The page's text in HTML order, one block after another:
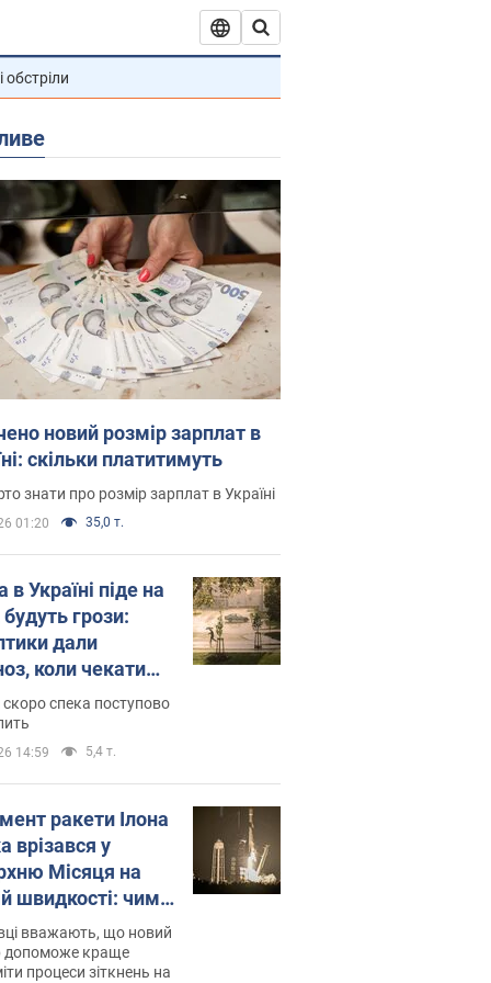
обстріли
новий розмір зарплат в
скільки платитимуть
знати про розмір зарплат в Україні
01:20 35,0 т.
в Україні піде на
грози:
дали
коли чекати
погоди
скоро спека поступово
14:59 5,4 т.
ракети Ілона
врізався у
Місяця на
швидкості: чим
вважають, що новий
допоможе краще
процеси зіткнень на